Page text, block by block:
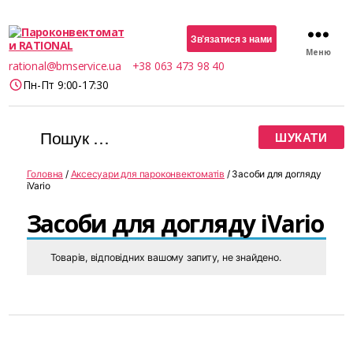
Пароконвектомати
RATIONAL
Зв’язатися з нами
rational@bmservice.ua
+38 063 473 98 40
Пн-Пт 9:00-17:30
Меню
Шукати:
Головна / Аксесуари для пароконвектоматів / Засоби для догляду
iVario
Засоби для догляду iVario
Товарів, відповідних вашому запиту, не знайдено.